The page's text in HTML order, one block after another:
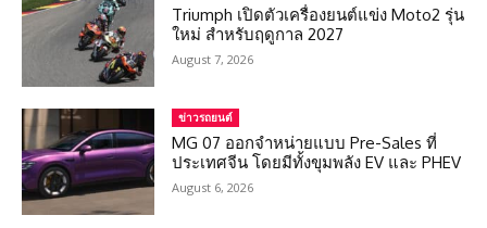
Triumph เปิดตัวเครื่องยนต์แข่ง Moto2 รุ่น
ใหม่ สำหรับฤดูกาล 2027
August 7, 2026
ข่าวรถยนต์
MG 07 ออกจำหน่ายแบบ Pre-Sales ที่
ประเทศจีน โดยมีทั้งขุมพลัง EV และ PHEV
August 6, 2026